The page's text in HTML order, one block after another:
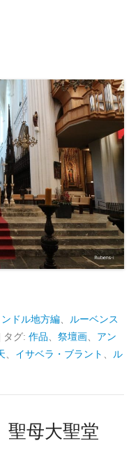
ドル地方編
ルーベンス
タグ: 作品 祭壇画
アン
イサベラ・ブラント
ル
母大聖堂